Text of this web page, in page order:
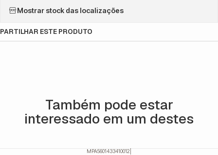
Mostrar stock das localizações
PARTILHAR ESTE PRODUTO
Também pode estar
interessado em um destes
MPA5601433410012